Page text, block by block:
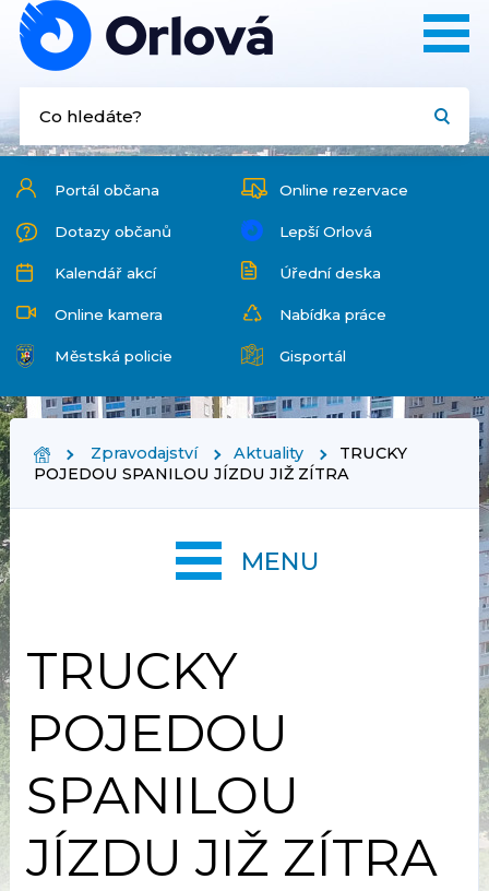
Portál občana Online rezervace
Dotazy občanů Lepší Orlová
Kalendář akcí Úřední deska
Online kamera Nabídka práce
Městská policie Gisportál
Zpravodajství Aktuality
TRUCKY
POJEDOU SPANILOU JÍZDU JIŽ ZÍTRA
TRUCKY
POJEDOU
SPANILOU
JÍZDU JIŽ ZÍTRA
MENU